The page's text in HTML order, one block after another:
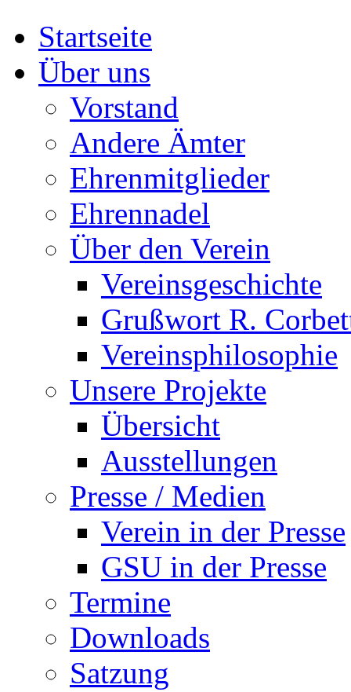
Startseite
Über uns
Vorstand
Andere Ämter
Ehrenmitglieder
Ehrennadel
Über den Verein
Vereinsgeschichte
Grußwort R.
Vereinsphilosophie
Unsere Projekte
Übersicht
Ausstellungen
Presse / Medien
Verein in der Presse
GSU in der Presse
Termine
Downloads
Satzung